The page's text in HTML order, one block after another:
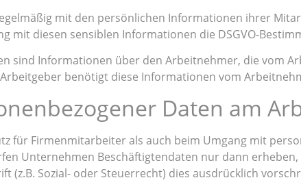
mit den persönlichen Informationen ihrer
mit diesen sensiblen Informationen die DSGVO-
sind Informationen über den Arbeitnehmer, die vom
benötigt diese Informationen vom
Daten am
für Firmenmitarbeiter als auch beim Umgang mit
Unternehmen Beschäftigtendaten nur dann
(z.B. Sozial- oder Steuerrecht) dies ausdrücklich